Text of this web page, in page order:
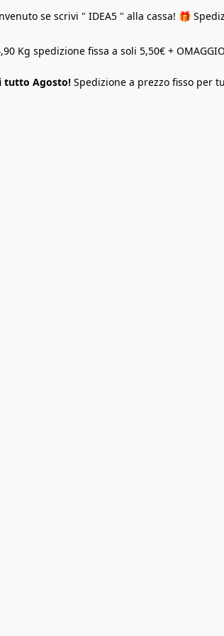
se scrivi " IDEA5 " alla cassa! 🎁
Kg spedizione fissa a soli 5,50€ +
tutto Agosto! Spedizione a prezzo fisso per